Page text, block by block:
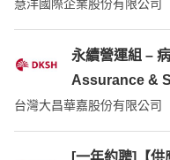
慧洋國際企業股份有限公司
永續營運組 –
Assurance &
台灣大昌華嘉股份有限公司
[一年約聘]【供